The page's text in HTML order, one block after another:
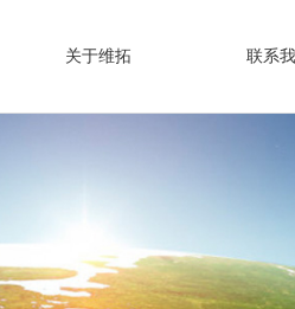
关于维拓 联系